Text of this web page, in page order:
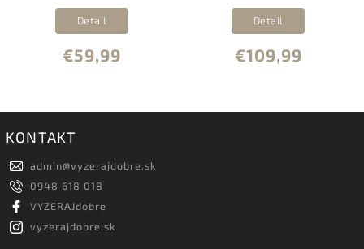
€59,99
Detail
€109,99
Detail
KONTAKT
admin@vyzerajdobre.sk
0948 618 018
VYZERAJdobre
vyzerajdobre.sk